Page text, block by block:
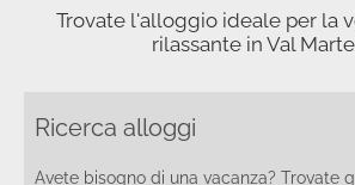
Trovate l'alloggio ideale per la
rilassante in Val
Ricerca alloggi
Avete bisogno di una vacanza? Trovate